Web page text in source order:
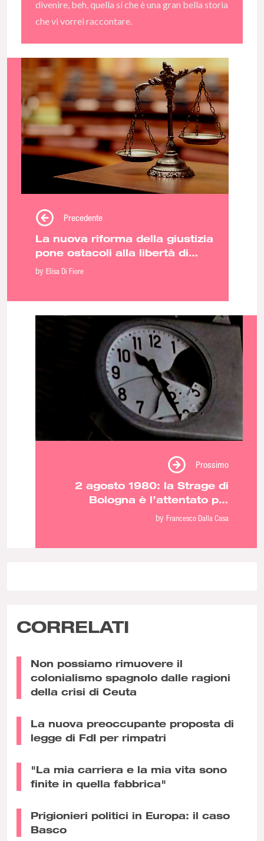
divenire, beh, quella sí che è una gran bella storia
che vi vorrei raccontare.
Precedente
La nuova riforma della giustizia
pone ostacoli alla libertà di
stampa ma non alla corruzione
by Elisa Di Fiore
Prossimo
2 agosto 1980: la Strage di
Bologna è l’attentato più
violento mai accaduto nel
by Francesco Dalla Casa
CORRELATI
Non possiamo rimuovere il
colonialismo spagnolo dalle ragioni
della crisi di Ceuta
La nuova preoccupante proposta di
legge di FdI per rimpatri
"La mia carriera e la mia vita sono
finite in quella fabbrica"
Prigionieri politici in Europa: il caso
Basco